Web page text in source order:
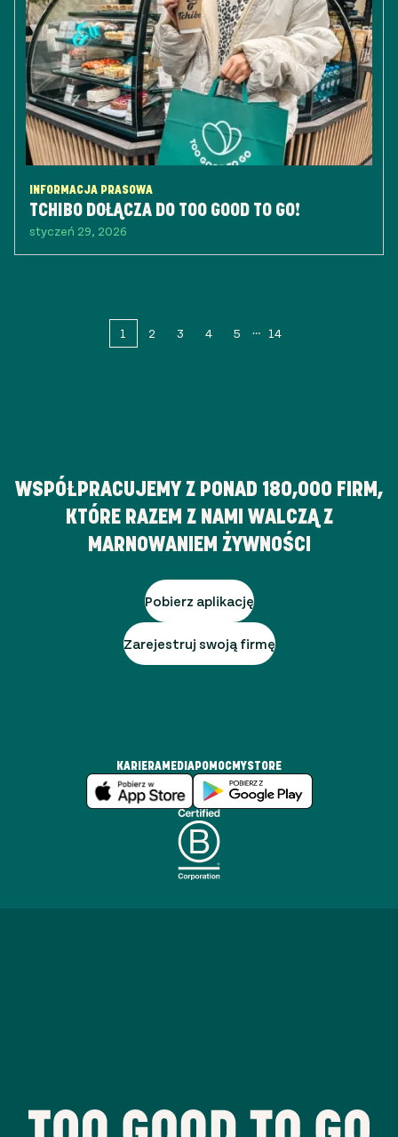
INFORMACJA PRASOWA
TCHIBO DOŁĄCZA DO TOO GOOD TO GO!
styczeń 29, 2026
1 2 3 4 5 14
WSPÓŁPRACUJEMY Z PONAD 180,000 FIRM,
KTÓRE RAZEM Z NAMI WALCZĄ Z
MARNOWANIEM ŻYWNOŚCI
Pobierz aplikację
Zarejestruj swoją firmę
KARIERA MEDIA POMOC MYSTORE